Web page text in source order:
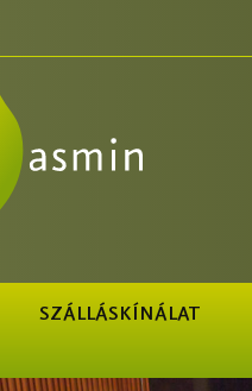
SZÁLLÁSKÍNÁLAT